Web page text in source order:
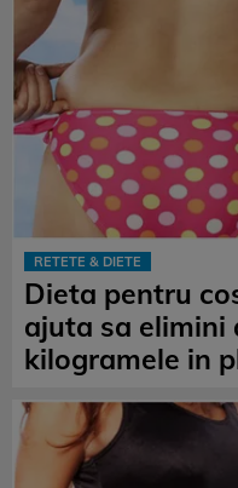
RETETE & DIETE
Dieta pentru
ajuta sa elimini
kilogramele in